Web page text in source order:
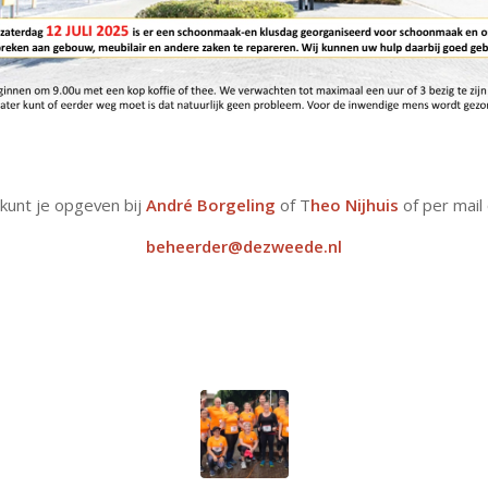
je opgeven bij André Borgeling of Theo Nijhuis of per mail
beheerder@dezweede.nl